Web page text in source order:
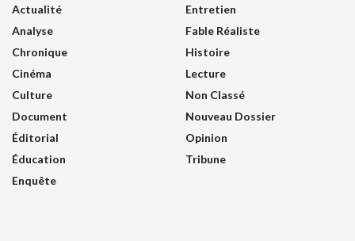
Actualité
Analyse
Chronique
Cinéma
Culture
Document
Éditorial
Éducation
Enquête
Entretien
Fable Réaliste
Histoire
Lecture
Non Classé
Nouveau Dossier
Opinion
Tribune